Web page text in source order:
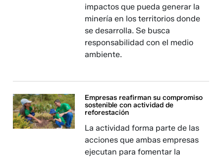
impactos que pueda generar la
minería en los territorios donde
se desarrolla. Se busca
responsabilidad con el medio
ambiente.
Empresas reafirman su compromiso
sostenible con actividad de
reforestación
La actividad forma parte de las
acciones que ambas empresas
ejecutan para fomentar la